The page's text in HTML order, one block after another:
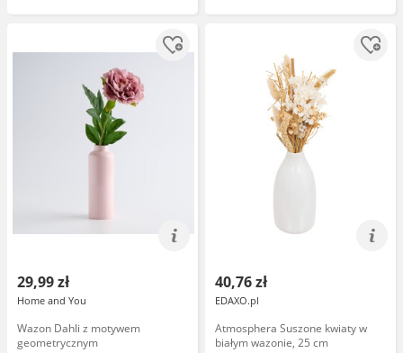
29,99 zł
Home and You
Wazon Dahli z motywem
geometrycznym
40,76 zł
EDAXO.pl
Atmosphera Suszone kwiaty w
białym wazonie, 25 cm